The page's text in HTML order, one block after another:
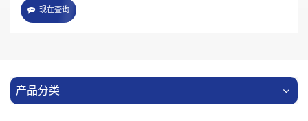
现在查询
产品分类